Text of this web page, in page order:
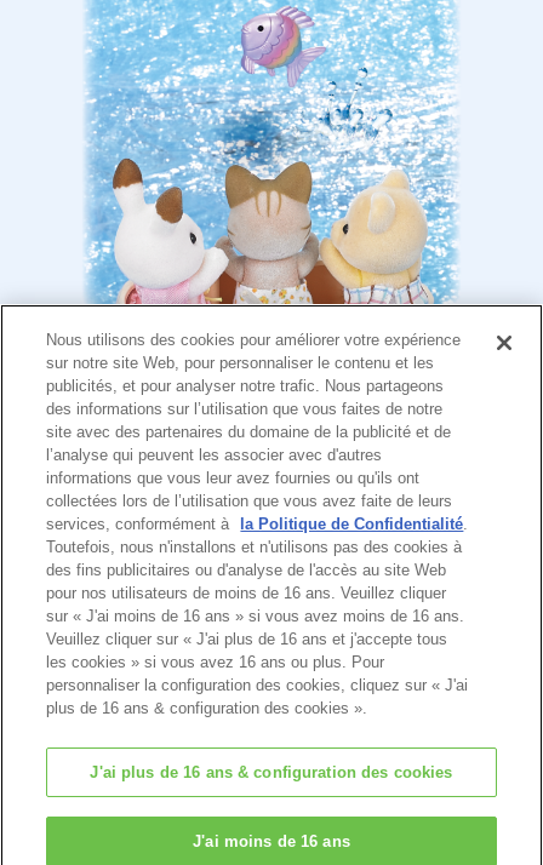
“Il est parti !” crient-ils.
Mais en regardant vers les rochers, les
enfants apercoivent un énorme trou.
“Il y a un trou ! ” dit la fille lapin chocolat,
“Je me demande où il mène”
dit le fils écureuil roux. En observant le trou,
les enfants étaient à nouveau très excités.
“Allons-y ! Allons explorer cela de plus près
!”
dit le fils Chat tigré. Et la nouvelle aventure
des enfants débuta...
NOTICE
Page d'accueil
Nous utilisons des cookies pour améliorer votre expérience
sur notre site Web, pour personnaliser le contenu et les
publicités, et pour analyser notre trafic. Nous partageons
des informations sur l’utilisation que vous faites de notre
site avec des partenaires du domaine de la publicité et de
l’analyse qui peuvent les associer avec d'autres
informations que vous leur avez fournies ou qu'ils ont
collectées lors de l’utilisation que vous avez faite de leurs
services, conformément à
la Politique de Confidentialité.
Toutefois, nous n'installons et n'utilisons pas des cookies à
des fins publicitaires ou d'analyse de l'accès au site Web
pour nos utilisateurs de moins de 16 ans. Veuillez cliquer
sur « J'ai moins de 16 ans » si vous avez moins de 16 ans.
Veuillez cliquer sur « J'ai plus de 16 ans et j'accepte tous
les cookies » si vous avez 16 ans ou plus. Pour
personnaliser la configuration des cookies, cliquez sur « J'ai
plus de 16 ans & configuration des cookies ».
J'ai plus de 16 ans & configuration des cookies
J'ai moins de 16 ans